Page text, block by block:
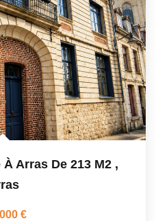
Arras De 213 M2 ,
€